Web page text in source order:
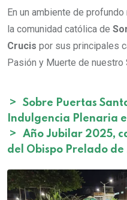
En un ambiente de
la comunidad católica de
Crucis por sus principales
Pasión y Muerte de nuestro
>
Sobre Puertas
Indulgencia Plenaria
>
Año Jubilar 2025,
del Obispo Prelado